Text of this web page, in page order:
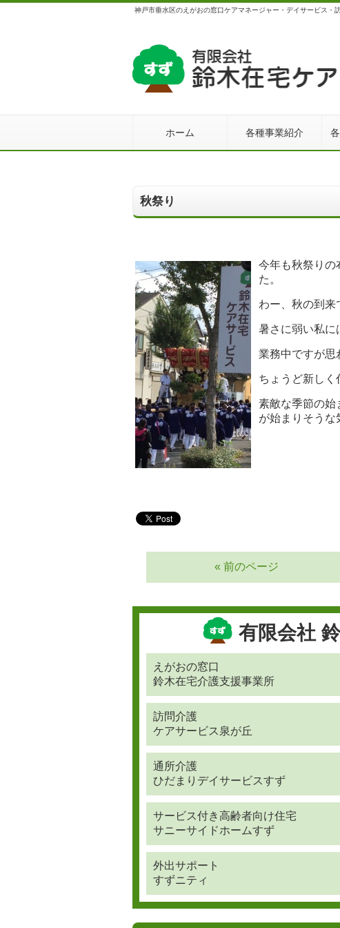
神戸市垂水区のえがおの窓口ケアマネージャー・デイサービス・
ホーム 各種事業紹介
秋祭り
今年も秋祭りの
た。
わー、秋の到来
暑さに弱い私に
業務中ですが思
ちょうど新しく
素敵な季節の
が始まりそうな
« 前のページ
有限会社
えがおの窓口
鈴木在宅介護支援事業所
訪問介護
ケアサービス泉が丘
通所介護
ひだまりデイサービスすず
サービス付き高齢者向け住宅
サニーサイドホームすず
外出サポート
すずニティ